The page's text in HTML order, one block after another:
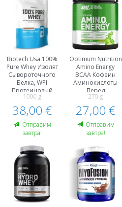
Biotech Usa 100%
Pure Whey Изолят
Сывороточного
Белка, WPI
Протеиновый
Kомплекс
1000 g
38,00 €
Oтправим
завтра!
Optimum Nutrition
Amino Energy
BCAA Кофеин
Аминокислоты
Пeред
Тренировкой И
Энергетики
270 g
27,00 €
Oтправим
завтра!